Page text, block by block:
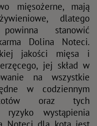
mięsożerne, mają
dlatego
stanowić
Dolina Noteci.
jakości mięsa i
jej skład w
na wszystkie
w codziennym
oraz tych
ryzyko wystąpienia